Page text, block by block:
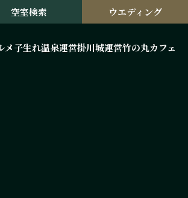
空室検索 ウエディング
メ子生れ温泉運営掛川城運営竹の丸カフェ